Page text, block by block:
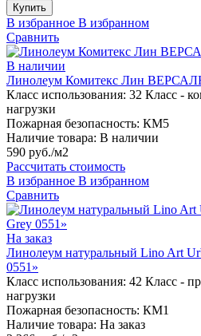
Купить
В избранное В избранном
Сравнить
В наличии
Линолеум Комитекс Лин
Класс использования: 32 Класс -
нагрузки
Пожарная безопасность: КМ5
Наличие товара: В наличии
590 руб./м2
Рассчитать стоимость
В избранное В избранном
Сравнить
На заказ
Линолеум натуральный Lino Art
0551»
Класс использования: 42 Класс -
нагрузки
Пожарная безопасность: КМ1
Наличие товара: На заказ